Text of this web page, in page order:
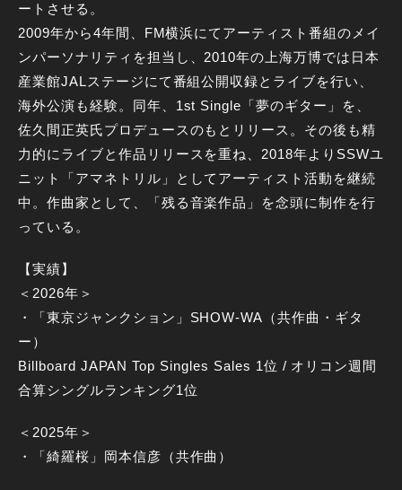
ートさせる。
2009年から4年間、FM横浜にてアーティスト番組のメイ
ンパーソナリティを担当し、2010年の上海万博では日本
産業館JALステージにて番組公開収録とライブを行い、
海外公演も経験。同年、1st Single「夢のギター」を、
佐久間正英氏プロデュースのもとリリース。その後も精
力的にライブと作品リリースを重ね、2018年よりSSWユ
ニット「アマネトリル」としてアーティスト活動を継続
中。作曲家として、「残る音楽作品」を念頭に制作を行
っている。
【実績】
＜2026年＞
・「東京ジャンクション」SHOW-WA（共作曲・ギタ
ー）
Billboard JAPAN Top Singles Sales 1位 / オリコン週間
合算シングルランキング1位
＜2025年＞
・「綺羅桜」岡本信彦（共作曲）